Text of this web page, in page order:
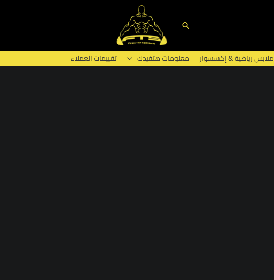
البحث
ملابس رياضية & إكسسوار معلومات هتفيدك تقييمات العملاء